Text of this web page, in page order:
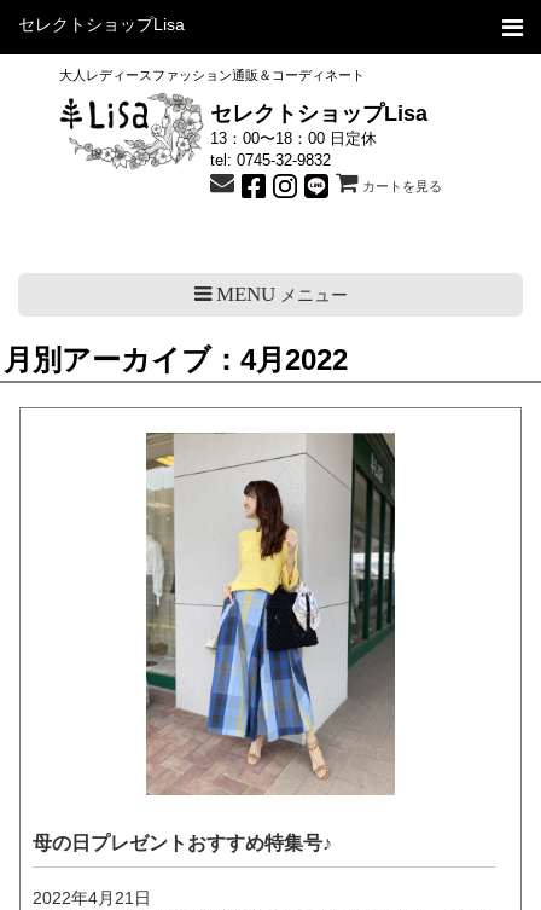
セレクトショップLisa
大人レディースファッション通販＆コーディネート
セレクトショップLisa
13：00〜18：00 日定休
tel: 0745-32-9832
カートを見る
MENUメニュー
月別アーカイブ：4月2022
母の日プレゼントおすすめ特集号♪
2022年4月21日